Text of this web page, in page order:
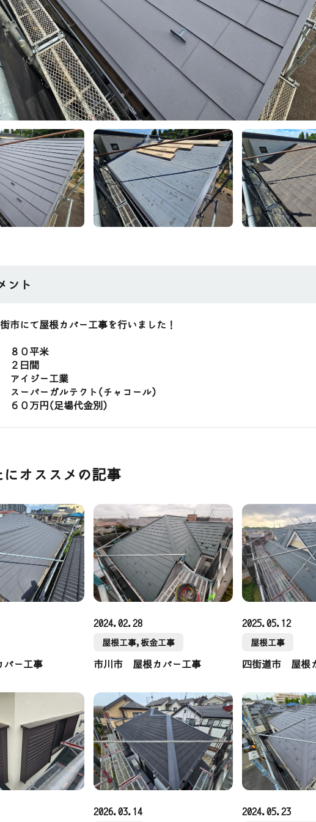
ント
市にて屋根カバー工事を行いました！
８０平米
２日間
アイジー工業
ーガルテクト(チャコール)
６０万円(足場代金別)
にオススメの記事
ー工事
2024.02.28
屋根工事,板金工事
市川市 屋根カバー工事
2025.05.12
屋根工事
四街道市 屋根
2026.03.14 2024.05.23